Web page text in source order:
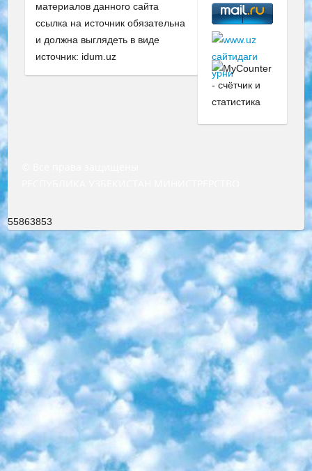
материалов данного сайта
ссылка на источник обязательна
и должна выглядеть в виде
источник: idum.uz
55863853